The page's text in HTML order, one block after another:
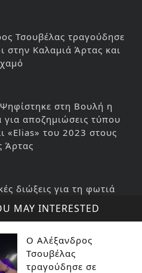
MAY INTERESTED
Ο Αλέξανδρος
Τσουβέλας
τραγούδησε σε
Τσουβέλας τραγούδησε
στην Καλαμιά Άρτας και
στη Βουλή η
για αποζημιώσεις τύπου
«Elias» του 2023 στους
Άρτας
διώξεις για τη φωτιά
και ο τεχνικός ασφαλείας
ΕΠΙΣΗΣ...